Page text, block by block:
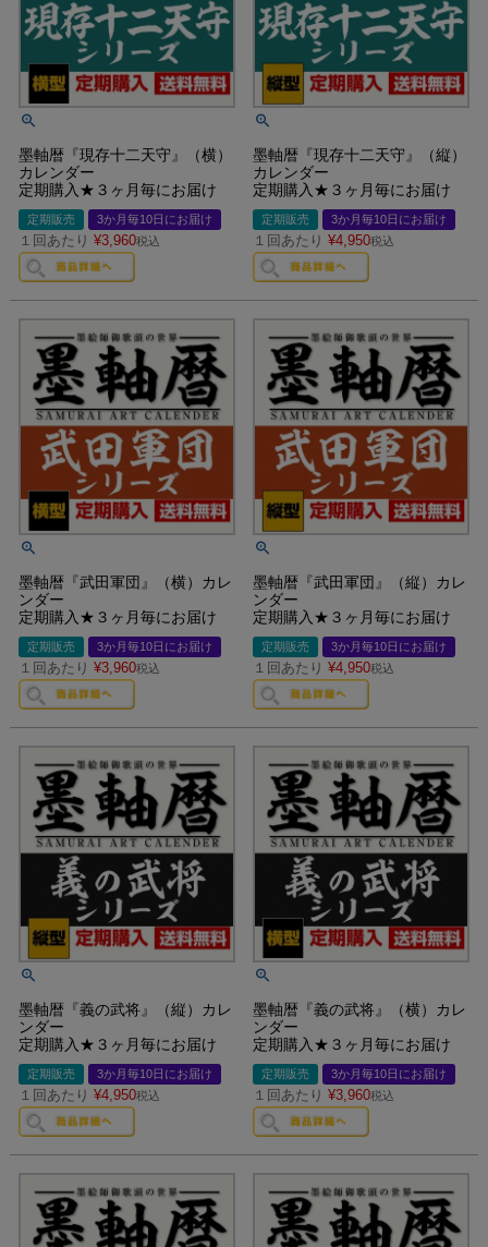
墨軸暦『現存十二天守』（横）
カレンダー
定期購入★３ヶ月毎にお届け
定期販売 3か月毎10日にお届け
１回あたり ¥3,960税込
墨軸暦『現存十二天守』（縦）
カレンダー
定期購入★３ヶ月毎にお届け
定期販売 3か月毎10日にお届け
１回あたり ¥4,950税込
墨軸暦『武田軍団』（横）カレ
ンダー
定期購入★３ヶ月毎にお届け
定期販売 3か月毎10日にお届け
１回あたり ¥3,960税込
墨軸暦『武田軍団』（縦）カレ
ンダー
定期購入★３ヶ月毎にお届け
定期販売 3か月毎10日にお届け
１回あたり ¥4,950税込
墨軸暦『義の武将』（縦）カレ
ンダー
定期購入★３ヶ月毎にお届け
定期販売 3か月毎10日にお届け
１回あたり ¥4,950税込
墨軸暦『義の武将』（横）カレ
ンダー
定期購入★３ヶ月毎にお届け
定期販売 3か月毎10日にお届け
１回あたり ¥3,960税込